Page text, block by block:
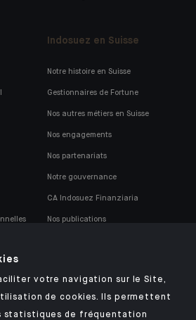
Indosuez en Suisse
Notre histoire en Suisse
Gestionnaires de Fortune
Nos autres métiers en Suisse
Nos engagements
Nos partenariats
Notre gouvernance
CA Indosuez Finanziaria
Nos publications
votre navigation sur le Site,
de cookies. Ils permettent
statistiques de fréquentation